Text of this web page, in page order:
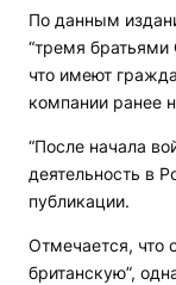
По данным
“тремя
что имеют
компании ранее
“После начала
деятельность в
публикации.
Отмечается, что
британскую”,